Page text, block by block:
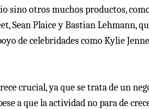
sino otros muchos productos,
Sean Plaice y Bastian Lehmann,
de celebridades como Kylie
crucial, ya que se trata de un
a que la actividad no para de